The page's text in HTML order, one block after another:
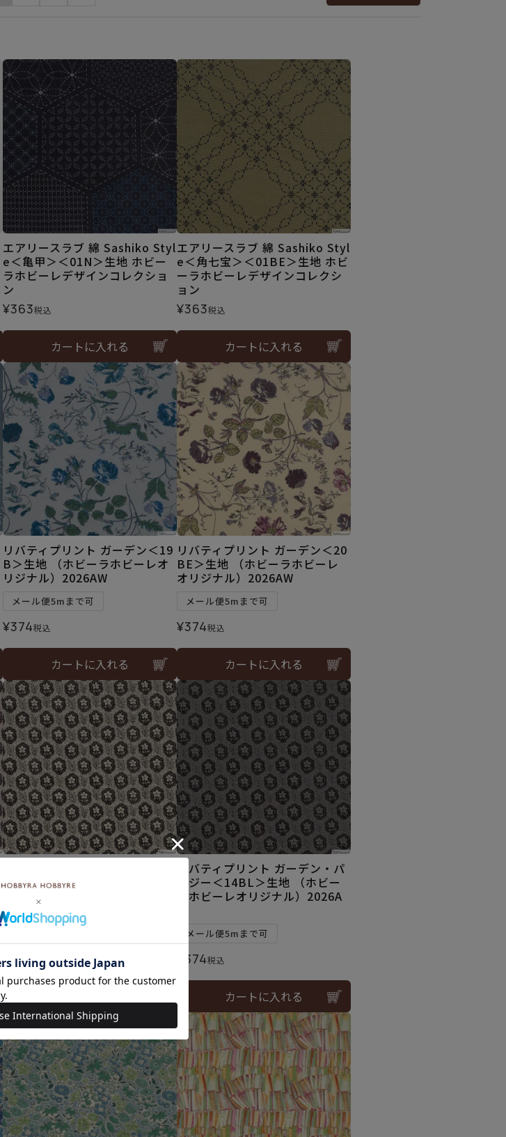
エアリースラブ 綿 Sashiko Styl
e＜亀甲＞＜01N＞生地 ホビー
ラホビーレデザインコレクショ
ン
¥363税込
カートに入れる
エアリースラブ 綿 Sashiko Styl
e＜角七宝＞＜01BE＞生地 ホビ
ーラホビーレデザインコレクシ
ョン
¥363税込
カートに入れる
リバティプリント ガーデン＜19
B＞生地 （ホビーラホビーレオ
リジナル）2026AW
メール便5mまで可
¥374税込
カートに入れる
リバティプリント ガーデン＜20
BE＞生地 （ホビーラホビーレ
オリジナル）2026AW
メール便5mまで可
¥374税込
カートに入れる
ンジー＜13BL＞生地 （ホビー
ラホビーレオリジナル）2026A
W
¥374税込
リバティプリント ガーデン・パ
ンジー＜14BL＞生地 （ホビー
ラホビーレオリジナル）2026A
メール便5mまで可
374税込
カートに入れる